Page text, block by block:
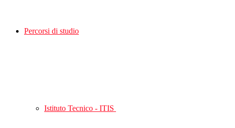
Percorsi di studio
Istituto Tecnico - ITIS